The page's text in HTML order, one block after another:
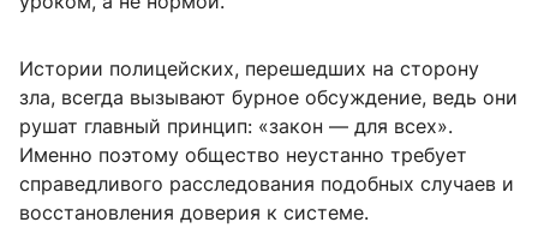
Истории полицейских, перешедших на сторону
зла, всегда вызывают бурное обсуждение, ведь они
рушат главный принцип: «закон — для всех».
Именно поэтому общество неустанно требует
справедливого расследования подобных случаев и
восстановления доверия к системе.